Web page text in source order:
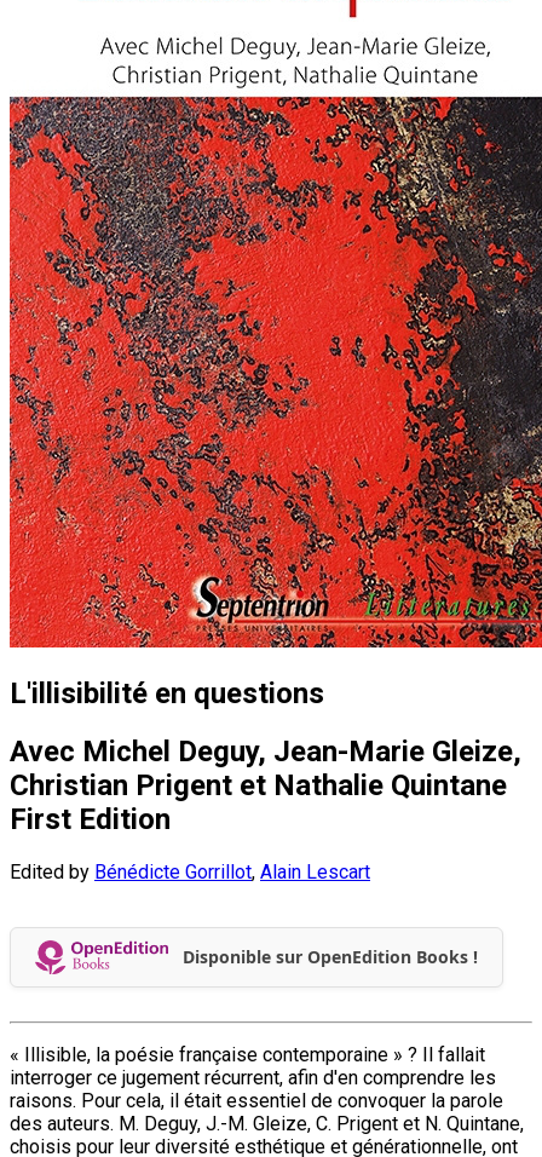
L'illisibilité en questions
Avec Michel Deguy, Jean-Marie Gleize,
Christian Prigent et Nathalie Quintane
First Edition
Edited by Bénédicte Gorrillot, Alain Lescart
Disponible sur OpenEdition Books !
« Illisible, la poésie française contemporaine » ? Il fallait
interroger ce jugement récurrent, afin d'en comprendre les
raisons. Pour cela, il était essentiel de convoquer la parole
des auteurs. M. Deguy, J.-M. Gleize, C. Prigent et N. Quintane,
choisis pour leur diversité esthétique et générationnelle, ont